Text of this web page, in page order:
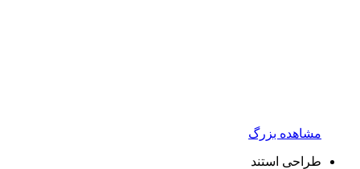
مشاهده بزرگ
طراحی استند